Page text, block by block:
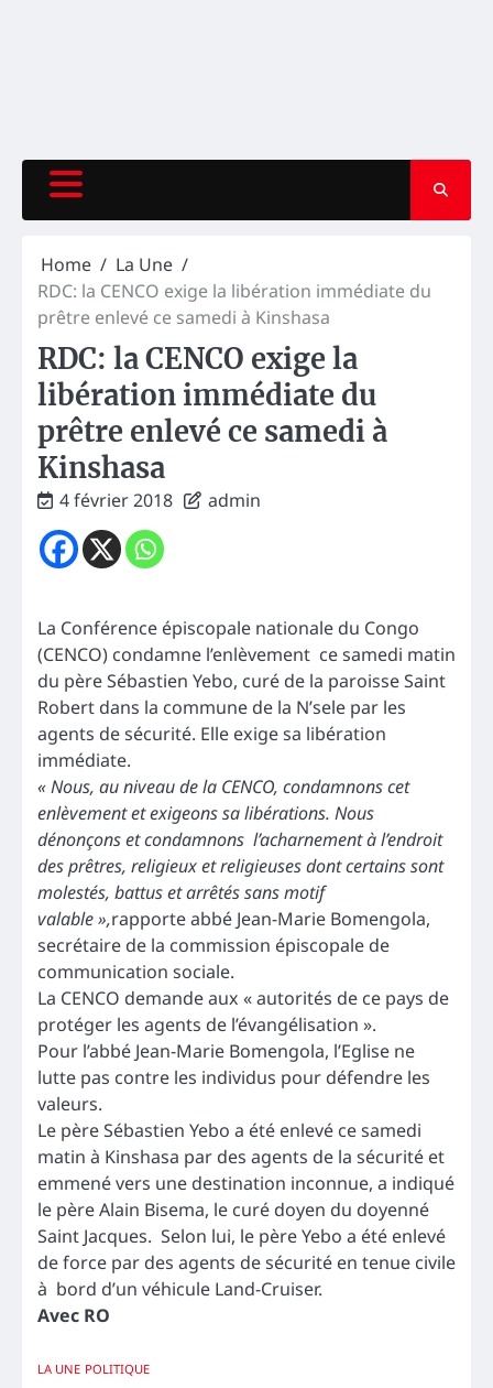
Home
La Une
RDC: la CENCO exige la libération immédiate du
prêtre enlevé ce samedi à Kinshasa
RDC: la CENCO exige la
libération immédiate du
prêtre enlevé ce samedi à
Kinshasa
4 février 2018 admin
La Conférence épiscopale nationale du Congo
(CENCO) condamne l’enlèvement ce samedi matin
du père Sébastien Yebo, curé de la paroisse Saint
Robert dans la commune de la N’sele par les
agents de sécurité. Elle exige sa libération
immédiate.
« Nous, au niveau de la CENCO, condamnons cet
enlèvement et exigeons sa libérations. Nous
dénonçons et condamnons l’acharnement à l’endroit
des prêtres, religieux et religieuses dont certains sont
molestés, battus et arrêtés sans motif
valable »,rapporte abbé Jean-Marie Bomengola,
secrétaire de la commission épiscopale de
communication sociale.
La CENCO demande aux « autorités de ce pays de
protéger les agents de l’évangélisation ».
Pour l’abbé Jean-Marie Bomengola, l’Eglise ne
lutte pas contre les individus pour défendre les
valeurs.
Le père Sébastien Yebo a été enlevé ce samedi
matin à Kinshasa par des agents de la sécurité et
emmené vers une destination inconnue, a indiqué
le père Alain Bisema, le curé doyen du doyenné
Saint Jacques. Selon lui, le père Yebo a été enlevé
de force par des agents de sécurité en tenue civile
à bord d’un véhicule Land-Cruiser.
Avec RO
LA UNE POLITIQUE